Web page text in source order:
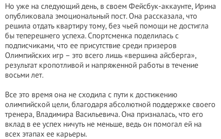
Но уже на следующий день, в своем Фейсбук-аккаунте, Ирина
опубликовала эмоциональный пост. Она рассказала, что
решила отдать квартиру тому, без чьей помощи не достигла
бы теперешнего успеха. Спортсменка поделилась с
подписчиками, что ее присутствие среди призеров
Олимпийских игр – это всего лишь «вершина айсберга»,
результат кропотливой и напряженной работы в течение
восьми лет.
Все это время она не сходила с пути к достижению
олимпийской цели, благодаря абсолютной поддержке своего
тренера, Владимира Васильевича. Она призналась, что его
вклад в ее успех ничуть не меньше, ведь он помогал ей на
всех этапах ее карьеры.